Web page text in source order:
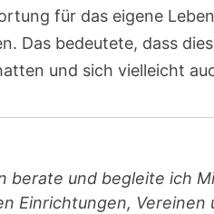
für das eigene
Das bedeutete, dass
und sich vielleicht
berate und begleite ich
Einrichtungen,